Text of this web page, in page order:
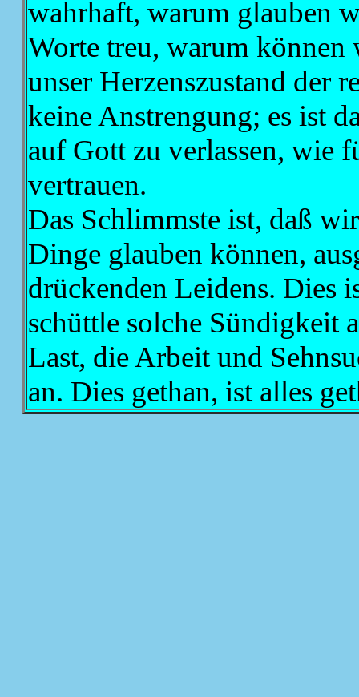
wahrhaft, warum glauben
Worte treu, warum
unser Herzenszustand der
keine Anstrengung; es ist
auf Gott zu verlassen, wie
vertrauen.
Das Schlimmste ist, daß
Dinge glauben können,
drückenden Leidens. Dies
schüttle solche Sündigkeit
Last, die Arbeit und
an. Dies gethan, ist alles